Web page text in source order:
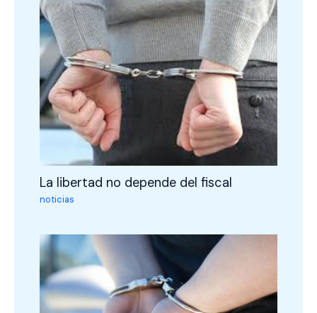
La libertad no depende del fiscal
noticias